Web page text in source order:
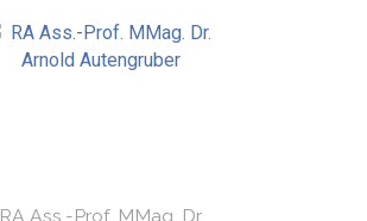
RA Ass.-Prof. MMag. Dr.